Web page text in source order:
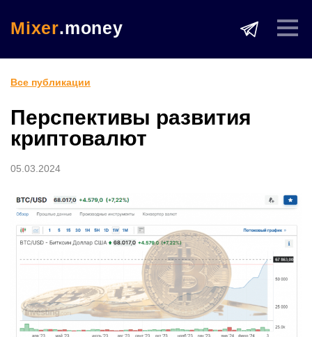
Mixer.money
Все публикации
Перспективы развития
криптовалют
05.03.2024